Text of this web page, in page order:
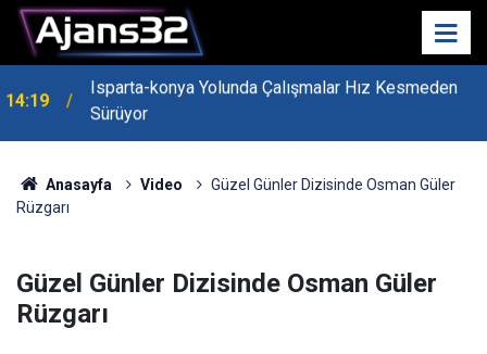
13:55 Isparta'nın Yatırım Dosyası Devletin Zirvesinde
Anasayfa Video
Güzel Günler Dizisinde Osman Güler
Rüzgarı
Güzel Günler Dizisinde Osman Güler
Rüzgarı